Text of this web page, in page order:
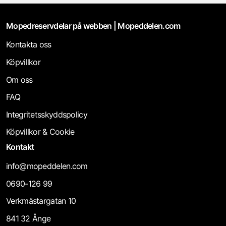
Mopedreservdelar på webben | Mopeddelen.com
Kontakta oss
Köpvillkor
Om oss
FAQ
Integritetsskyddspolicy
Köpvillkor & Cookie
Kontakt
info@mopeddelen.com
0690-126 99
Verkmästargatan 10
841 32 Ånge